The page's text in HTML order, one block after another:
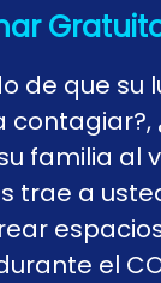
de que su
contagiar?,
familia al
trae a
el